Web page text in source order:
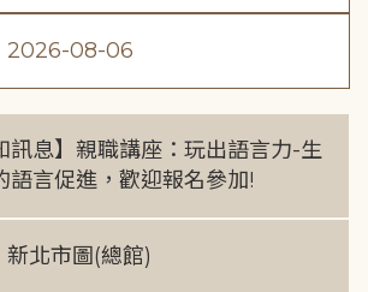
2026-08-06
訊息】親職講座：玩出語言力-生
語言促進，歡迎報名參加!
新北市圖(總館)